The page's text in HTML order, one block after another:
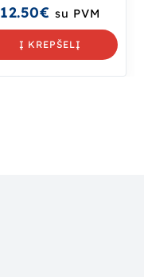
s: 5.00iš
5
12.50€ su PVM
Į KREPŠELĮ